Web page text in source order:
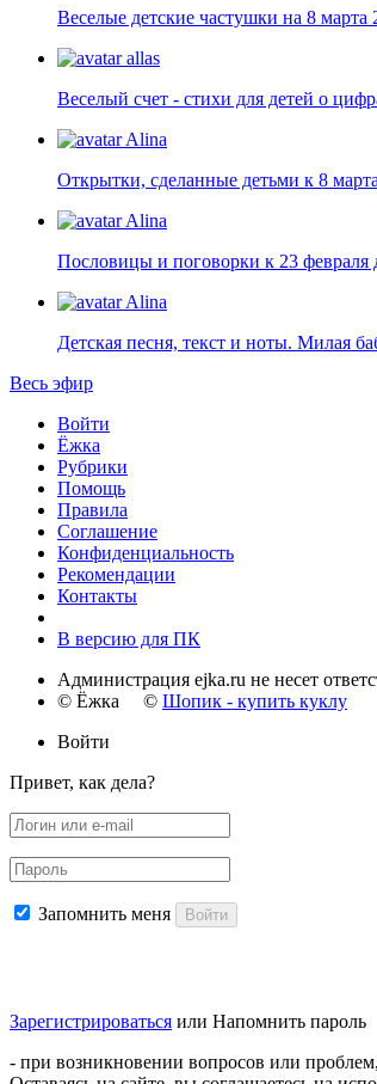
Веселые детские частушки на 8
allas
Веселый счет - стихи для детей о
Alina
Открытки, сделанные детьми к 8
Alina
Пословицы и поговорки к 23 февраля
Alina
Детская песня, текст и ноты. Милая
Весь эфир
Войти
Ёжка
Рубрики
Помощь
Правила
Соглашение
Конфиденциальность
Рекомендации
Контакты
В версию для ПК
Администрация ejka.ru не несет
© Ёжка © Шопик - купить куклу
Войти
Привет, как дела?
Запомнить меня Войти
Зарегистрироваться или Напомнить пароль
- при возникновении вопросов или